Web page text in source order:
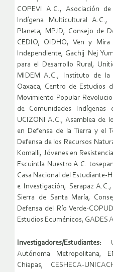
COPEVI A.C., Asociación
Indígena Multicultural
Planeta, MPJD, Consejo de
CEDIO, OIDHO, Ven y Mira
Independiente, Gachij Nej
para el Desarrollo Rural,
MIDEM A.C., Instituto de
Oaxaca, Centro de Estudios
Movimiento Popular
de Comunidades
UCIZONI A.C., Asamblea de
en Defensa de la Tierra y el
Defensa de los Recursos
Komalli, Jóvenes en
Escuintla Nuestro A.C.
Casa Nacional del Estudiante-
e Investigación, Serapaz
Sierra de Santa María,
Defensa del Río Verde-
Estudios Ecuménicos, GADES
Investigadores/Estudiantes:
Autónoma Metropolitana,
Chiapas, CESHECA-